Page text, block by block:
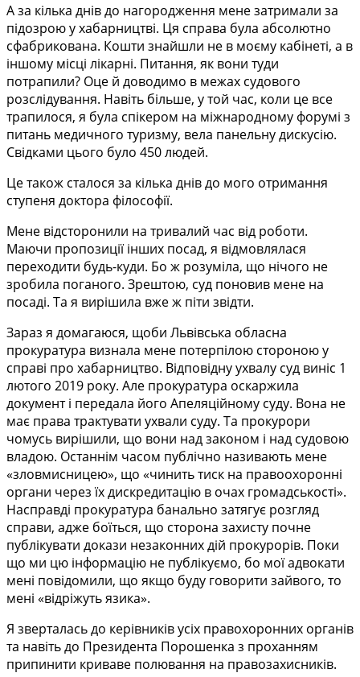
А за кілька днів до нагородження мене затримали за
підозрою у хабарництві. Ця справа була абсолютно
сфабрикована. Кошти знайшли не в моєму кабінеті, а в
іншому місці лікарні. Питання, як вони туди
потрапили? Оце й доводимо в межах судового
розслідування. Навіть більше, у той час, коли це все
трапилося, я була спікером на міжнародному форумі з
питань медичного туризму, вела панельну дискусію.
Свідками цього було 450 людей.
Це також сталося за кілька днів до мого отримання
ступеня доктора філософії.
Мене відсторонили на тривалий час від роботи.
Маючи пропозиції інших посад, я відмовлялася
переходити будь-куди. Бо ж розуміла, що нічого не
зробила поганого. Зрештою, суд поновив мене на
посаді. Та я вирішила вже ж піти звідти.
Зараз я домагаюся, щоби Львівська обласна
прокуратура визнала мене потерпілою стороною у
справі про хабарництво. Відповідну ухвалу суд виніс 1
лютого 2019 року. Але прокуратура оскаржила
документ і передала його Апеляційному суду. Вона не
має права трактувати ухвали суду. Та прокурори
чомусь вирішили, що вони над законом і над судовою
владою. Останнім часом публічно називають мене
«зловмисницею», що «чинить тиск на правоохоронні
органи через їх дискредитацію в очах громадськості».
Насправді прокуратура банально затягує розгляд
справи, адже боїться, що сторона захисту почне
публікувати докази незаконних дій прокурорів. Поки
що ми цю інформацію не публікуємо, бо мої адвокати
мені повідомили, що якщо буду говорити зайвого, то
мені «відріжуть язика».
Я зверталась до керівників усіх правохоронних органів
та навіть до Президента Порошенка з проханням
припинити криваве полювання на правозахисників.